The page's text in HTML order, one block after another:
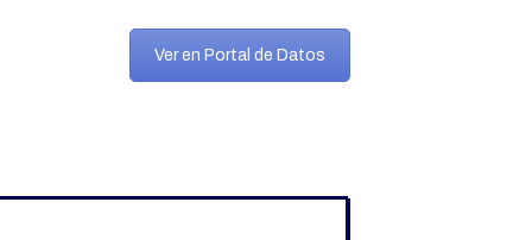
Ver en Portal de Datos